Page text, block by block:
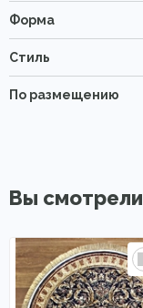
Форма
Стиль
По размещению
Вы смотрели